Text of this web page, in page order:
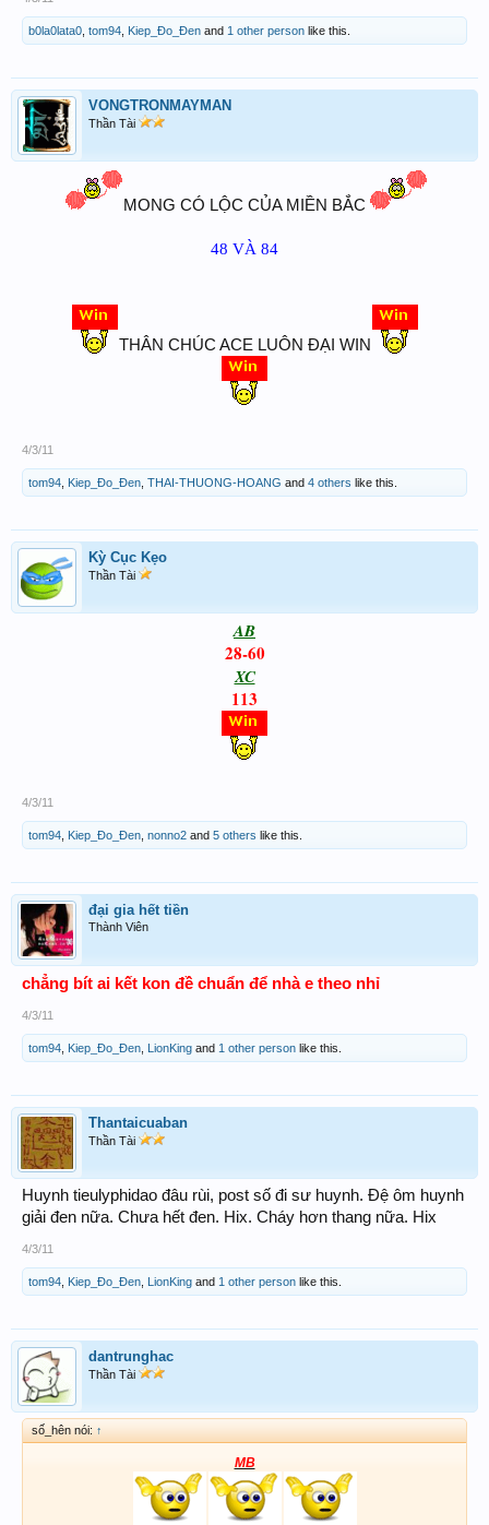
b0la0lata0 tom94 Kiep_Đo_Đen and 1 other person like this.
VONGTRONMAYMAN
Thần Tài
MONG CÓ LỘC CỦA MIỀN BẮC
48 VÀ 84
THÂN CHÚC ACE LUÔN ĐẠI WIN
4/3/11
tom94 Kiep_Đo_Đen THAI-THUONG-HOANG and 4 others like this.
Kỳ Cục Kẹo
Thần Tài
AB
28-60
XC
113
4/3/11
tom94 Kiep_Đo_Đen nonno2 and 5 others like this.
đại gia hết tiền
Thành Viên
chẳng bít ai kết kon đề chuẩn để nhà e theo nhỉ
4/3/11
tom94 Kiep_Đo_Đen LionKing and 1 other person like this.
Thantaicuaban
Thần Tài
Huynh tieulyphidao đâu rùi, post số đi sư huynh. Đệ ôm huynh
giải đen nữa. Chưa hết đen. Hix. Cháy hơn thang nữa. Hix
4/3/11
tom94 Kiep_Đo_Đen LionKing and 1 other person like this.
dantrunghac
Thần Tài
số_hên nói: ↑
MB